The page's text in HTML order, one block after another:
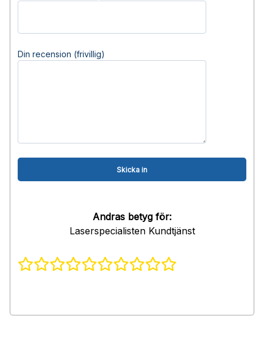
Din recension (frivillig)
Andras betyg för:
Laserspecialisten Kundtjänst